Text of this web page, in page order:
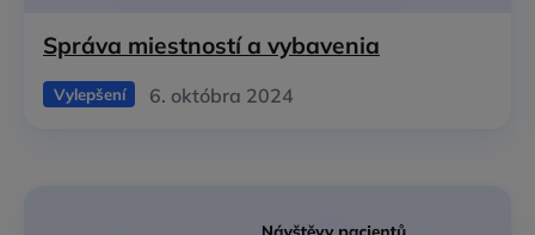
Správa miestností a vybavenia
Vylepšení 6. októbra 2024